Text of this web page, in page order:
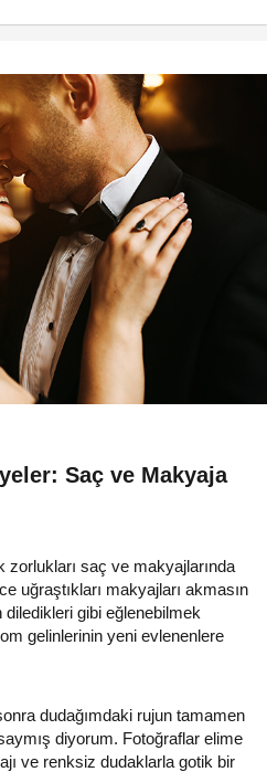
Saç ve Makyaja
zorlukları saç ve makyajlarında
uğraştıkları makyajları akmasın
gibi eğlenebilmek
gelinlerinin yeni evlenenlere
dudağımdaki rujun tamamen
diyorum. Fotoğraflar elime
ve renksiz dudaklarla gotik bir